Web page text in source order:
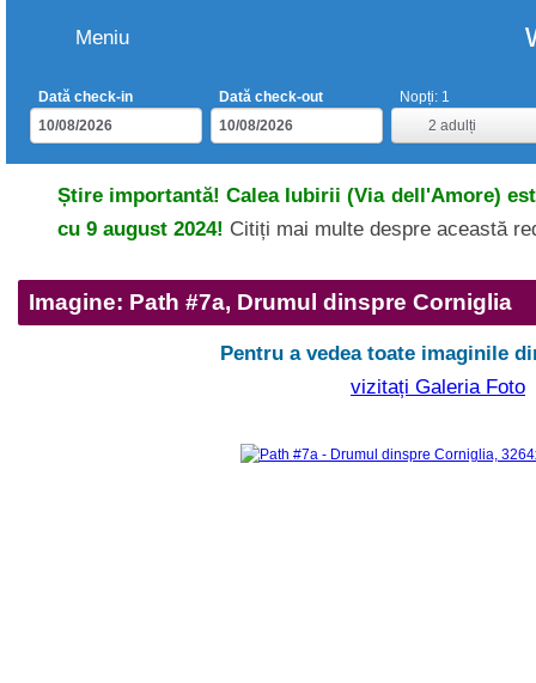
Meniu
Dată check-in
Dată check-out
2 adulți
Nopți: 1
Știre importantă! Calea Iubirii (Via dell'Amore)
cu 9 august 2024! Citiți mai multe despre această
Imagine: Path #7a, Drumul dinspre Corniglia
Pentru a vedea toate imaginile
vizitați Galeria Foto